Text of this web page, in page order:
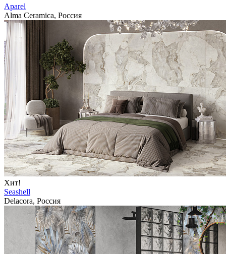
Aparel
Alma Ceramica, Россия
Хит!
Seashell
Delacora, Россия